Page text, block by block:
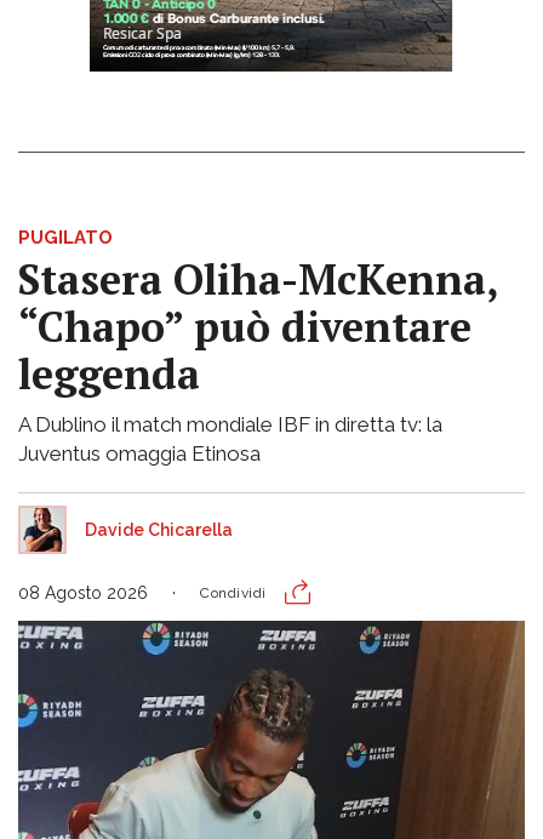
PUGILATO
Stasera Oliha-McKenna,
“Chapo” può diventare
leggenda
A Dublino il match mondiale IBF in diretta tv: la
Juventus omaggia Etinosa
Davide Chicarella
08 Agosto 2026 Condividi